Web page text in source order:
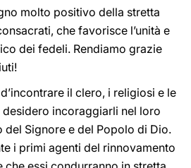
molto positivo della stretta
che favorisce l’unità e
dei fedeli. Rendiamo grazie
il clero, i religiosi e le
incoraggiarli nel loro
Signore e del Popolo di Dio.
i primi agenti del rinnovamento